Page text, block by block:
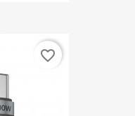
favorite_border